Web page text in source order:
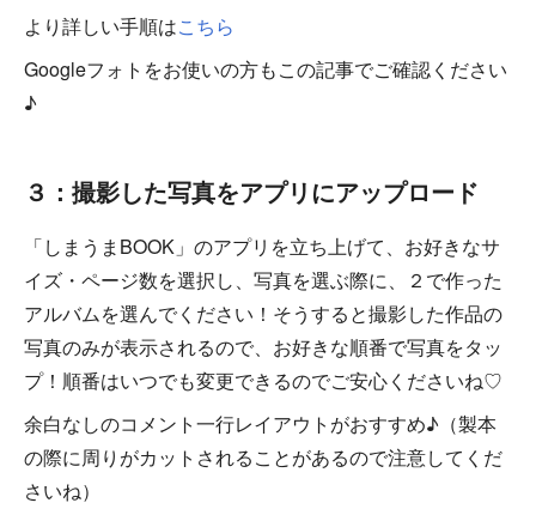
より詳しい手順はこちら
Googleフォトをお使いの方もこの記事でご確認ください
♪
３：撮影した写真をアプリにアップロード
「しまうまBOOK」のアプリを立ち上げて、お好きなサ
イズ・ページ数を選択し、写真を選ぶ際に、２で作った
アルバムを選んでください！そうすると撮影した作品の
写真のみが表示されるので、お好きな順番で写真をタッ
プ！順番はいつでも変更できるのでご安心くださいね♡
余白なしのコメント一行レイアウトがおすすめ♪（製本
の際に周りがカットされることがあるので注意してくだ
さいね）